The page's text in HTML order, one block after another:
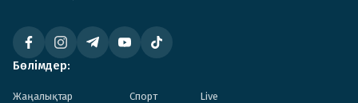
Бөлімдер:
Жаңалықтар Спорт Live